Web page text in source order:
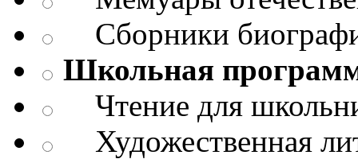
Сборники
Школьная
Чтение для
Художественная